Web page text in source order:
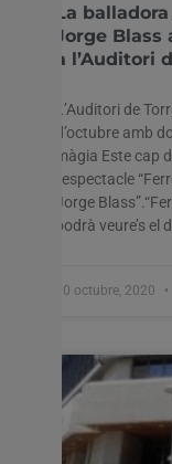
La
Jorge
a l’Auditori
L’Auditori de
d’octubre amb
màgia Este cap
l’espectacle
Jorge
podrà veure’s
30 octubre, 2020